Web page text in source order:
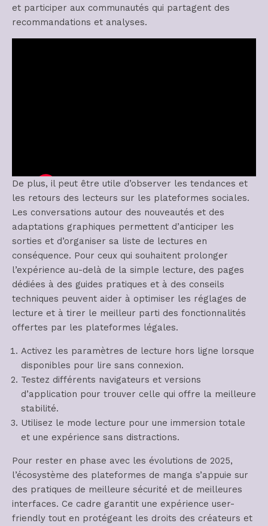
et participer aux communautés qui partagent des
recommandations et analyses.
De plus, il peut être utile d’observer les tendances et
les retours des lecteurs sur les plateformes sociales.
Les conversations autour des nouveautés et des
adaptations graphiques permettent d’anticiper les
sorties et d’organiser sa liste de lectures en
conséquence. Pour ceux qui souhaitent prolonger
l’expérience au-delà de la simple lecture, des pages
dédiées à des guides pratiques et à des conseils
techniques peuvent aider à optimiser les réglages de
lecture et à tirer le meilleur parti des fonctionnalités
offertes par les plateformes légales.
Activez les paramètres de lecture hors ligne lorsque
disponibles pour lire sans connexion.
Testez différents navigateurs et versions
d’application pour trouver celle qui offre la meilleure
stabilité.
Utilisez le mode lecture pour une immersion totale
et une expérience sans distractions.
Pour rester en phase avec les évolutions de 2025,
l’écosystème des plateformes de manga s’appuie sur
des pratiques de meilleure sécurité et de meilleures
interfaces. Ce cadre garantit une expérience user-
friendly tout en protégeant les droits des créateurs et